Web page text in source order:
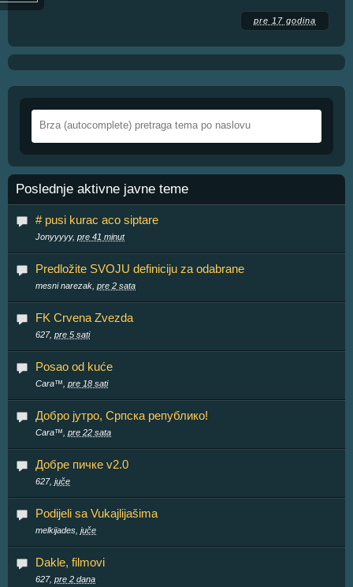
pre 17 godina
Poslednje aktivne javne teme
# pusi kurac aco siptare
Jonyyyyy, pre 41 minut
Predložite SVOJU definiciju za odabrane
mesni narezak, pre 2 sata
FK Crvena Zvezda
627, pre 5 sati
Posao od kuće
Cara™, pre 18 sati
Добро јутро, Српска републико!
Cara™, pre 22 sata
Добре пичке v2.0
627, juče
Podijeli sa Vukajlijašima
melkijades, juče
Dakle, filmovi
627, pre 2 dana